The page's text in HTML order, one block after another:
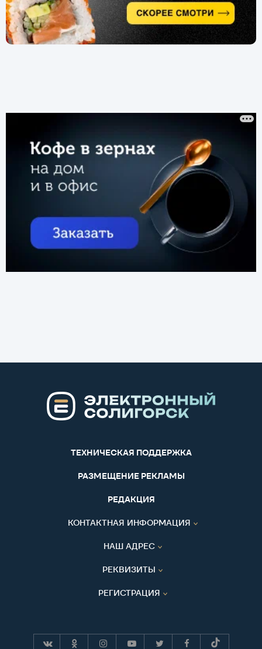
ТЕХНИЧЕСКАЯ ПОДДЕРЖКА
РАЗМЕЩЕНИЕ РЕКЛАМЫ
РЕДАКЦИЯ
КОНТАКТНАЯ ИНФОРМАЦИЯ
НАШ АДРЕС
РЕКВИЗИТЫ
РЕГИСТРАЦИЯ